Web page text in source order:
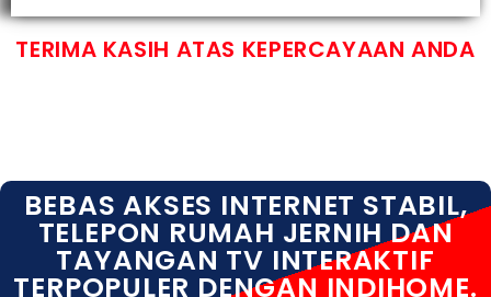
TERIMA KASIH ATAS KEPERCAYAAN ANDA
BEBAS AKSES INTERNET STABIL,
TELEPON RUMAH JERNIH DAN
TAYANGAN TV INTERAKTIF
TERPOPULER DENGAN INDIHOME.